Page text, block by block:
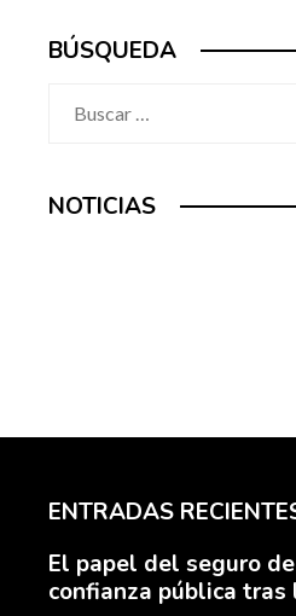
BÚSQUEDA
NOTICIAS
ENTRADAS
El papel del seguro
confianza pública